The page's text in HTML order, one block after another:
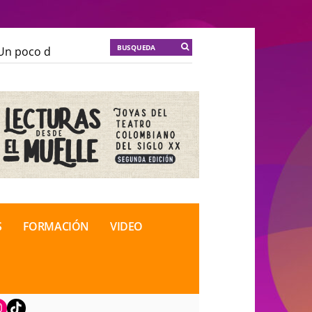
poco de locura para la cordura
Soma
de Teatro Rosa
FORMACIÓN VIDEO
TikTok